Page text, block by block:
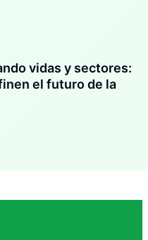
vidas y sectores:
el futuro de la